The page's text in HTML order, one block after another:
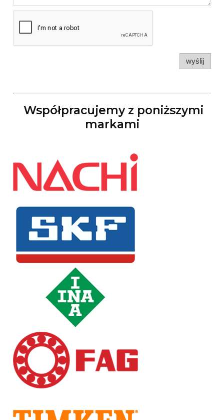
wyślij
Współpracujemy z poniższymi
markami